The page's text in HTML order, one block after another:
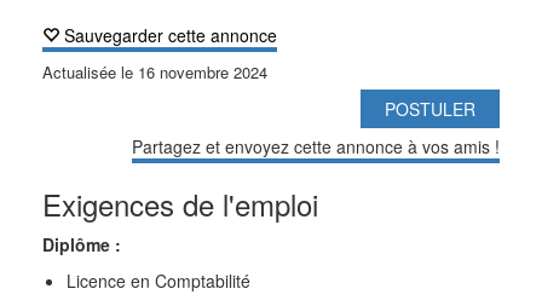
Sauvegarder cette annonce
Actualisée le 16 novembre 2024
POSTULER
Partagez et envoyez cette annonce à vos amis !
Exigences de l'emploi
Diplôme :
Licence en Comptabilité